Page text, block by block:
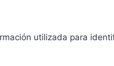
utilizada para